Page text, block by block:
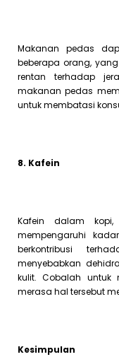
Makanan pedas
beberapa orang,
rentan terhadap
makanan pedas
untuk membatasi
8. Kafein
Kafein dalam
mempengaruhi
berkontribusi
menyebabkan
kulit. Cobalah untuk
merasa hal tersebut
Kesimpulan